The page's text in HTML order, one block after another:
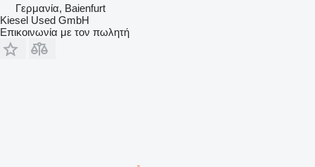
Γερμανία, Baienfurt
Kiesel Used GmbH
Επικοινωνία με τον πωλητή